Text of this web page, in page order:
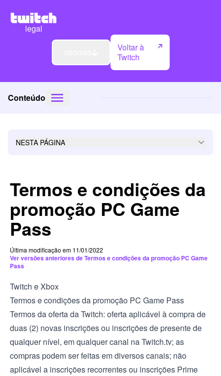
legal
Voltar à
Twitch
Conteúdo
Termos e condições da
promoção PC Game
Pass
NESTA PÁGINA
Última modificação em 11/01/2022
Ver versões anteriores de Termos e condições da promoção PC Game
Pass
Twitch e Xbox
Termos e condições da promoção PC Game Pass
Termos da oferta da Twitch: oferta aplicável à compra de
duas (2) novas inscrições ou inscrições de presente de
qualquer nível, em qualquer canal na Twitch.tv; as
compras podem ser feitas em diversos canais; não
aplicável a inscrições recorrentes ou inscrições Prime